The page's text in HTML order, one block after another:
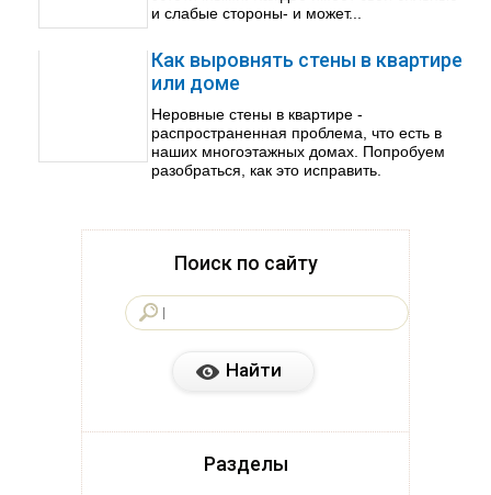
и слабые стороны- и может...
Как выровнять стены в квартире
или доме
Неровные стены в квартире -
распространенная проблема, что есть в
наших многоэтажных домах. Попробуем
разобраться, как это исправить.
Поиск по сайту
Разделы